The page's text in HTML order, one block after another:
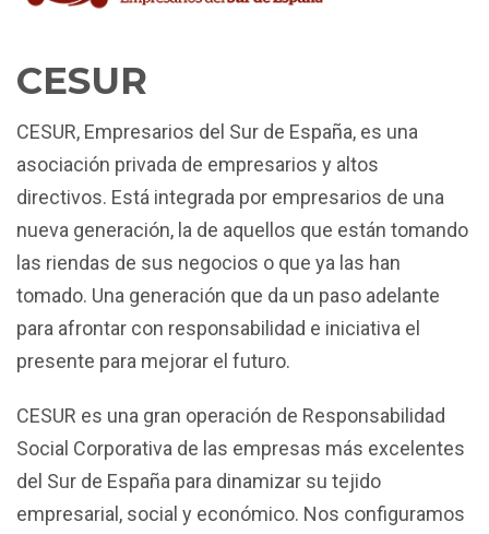
CESUR
CESUR, Empresarios del Sur de España, es una
asociación privada de empresarios y altos
directivos. Está integrada por empresarios de una
nueva generación, la de aquellos que están tomando
las riendas de sus negocios o que ya las han
tomado. Una generación que da un paso adelante
para afrontar con responsabilidad e iniciativa el
presente para mejorar el futuro.
CESUR es una gran operación de Responsabilidad
Social Corporativa de las empresas más excelentes
del Sur de España para dinamizar su tejido
empresarial, social y económico. Nos configuramos